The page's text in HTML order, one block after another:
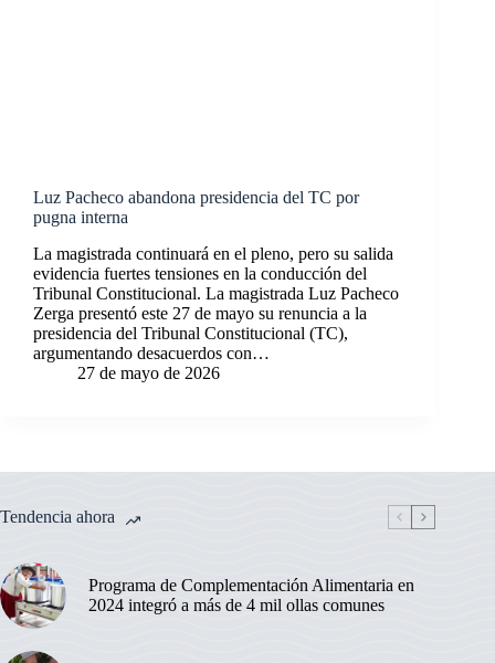
Luz Pacheco abandona presidencia del TC por
pugna interna
La magistrada continuará en el pleno, pero su salida
evidencia fuertes tensiones en la conducción del
Tribunal Constitucional. La magistrada Luz Pacheco
Zerga presentó este 27 de mayo su renuncia a la
presidencia del Tribunal Constitucional (TC),
argumentando desacuerdos con…
27 de mayo de 2026
Tendencia ahora
Programa de Complementación Alimentaria en
2024 integró a más de 4 mil ollas comunes